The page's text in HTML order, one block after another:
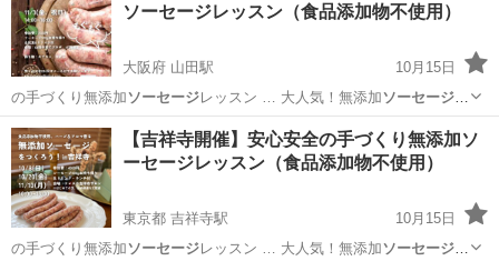
ソーセージレッスン（食品添加物不使用）
大阪府 山田駅
10月15日
の手づくり無添加ソーセージ レッスン … 大人気！無添加ソーセージレ
ッスンの大阪吹… っぷり500gのソーセージお持ち帰りいただ… 4000
円 ※ソーセージ 500gお持ち帰…
大阪 吹田市 山田駅 イタリア料理 ソーセージ
【吉祥寺開催】安心安全の手づくり無添加ソ
ーセージレッスン（食品添加物不使用）
東京都 吉祥寺駅
10月15日
の手づくり無添加ソーセージ レッスン … 大人気！無添加ソーセージレ